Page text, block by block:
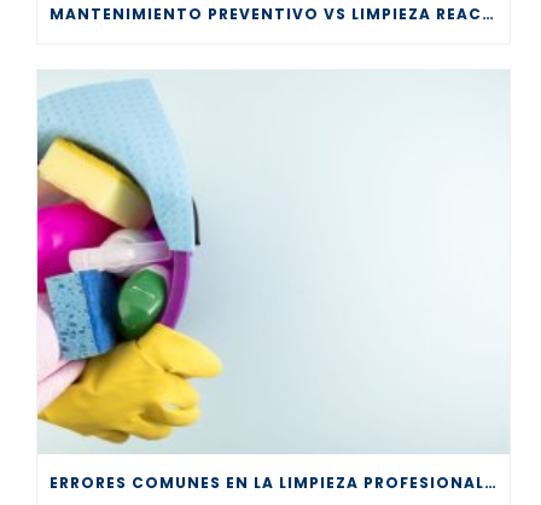
MANTENIMIENTO PREVENTIVO VS LIMPIEZA REACTIVA
ERRORES COMUNES EN LA LIMPIEZA PROFESIONAL Y CÓMO EVITARLOS